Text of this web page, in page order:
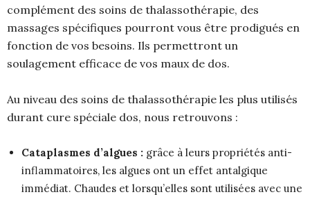
complément des soins de thalassothérapie, des
massages spécifiques pourront vous être prodigués en
fonction de vos besoins. Ils permettront un
soulagement efficace de vos maux de dos.
Au niveau des soins de thalassothérapie les plus utilisés
durant cure spéciale dos, nous retrouvons :
Cataplasmes d’algues : grâce à leurs propriétés anti-
inflammatoires, les algues ont un effet antalgique
immédiat. Chaudes et lorsqu’elles sont utilisées avec une